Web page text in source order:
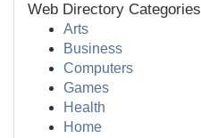
Web Directory Categories
Arts
Business
Computers
Games
Health
Home